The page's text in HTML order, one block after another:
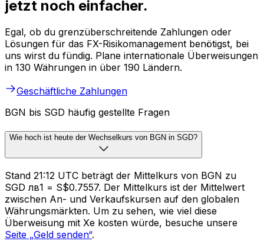
jetzt noch einfacher.
Egal, ob du grenzüberschreitende Zahlungen oder
Lösungen für das FX-Risikomanagement benötigst, bei
uns wirst du fündig. Plane internationale Überweisungen
in 130 Währungen in über 190 Ländern.
Geschäftliche Zahlungen
BGN bis SGD häufig gestellte Fragen
Wie hoch ist heute der Wechselkurs von BGN in SGD?
Stand 21:12 UTC beträgt der Mittelkurs von BGN zu
SGD лв1 = S$0.7557. Der Mittelkurs ist der Mittelwert
zwischen An- und Verkaufskursen auf den globalen
Währungsmärkten. Um zu sehen, wie viel diese
Überweisung mit Xe kosten würde, besuche unsere
Seite „Geld senden“.